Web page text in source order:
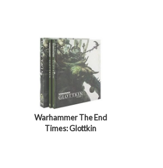
Warhammer The End
Times: Glottkin